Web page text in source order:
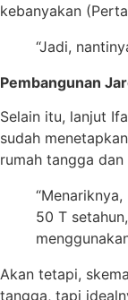
kebanyakan
“Jadi,
Pembangunan
Selain itu, lanjut
sudah
rumah tangga
50 T
Akan tetapi,
tangga, tapi